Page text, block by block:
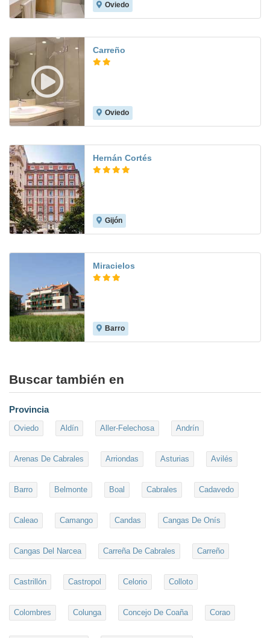
Oviedo
Carreño
Oviedo
Hernán Cortés
Gijón
Miracielos
Barro
Buscar también en
Provincia
Oviedo Aldín Aller-Felechosa Andrín
Arenas De Cabrales Arriondas Asturias Avilés
Barro Belmonte Boal Cabrales Cadavedo
Caleao Camango Candas Cangas De Onís
Cangas Del Narcea Carreña De Cabrales Carreño
Castrillón Castropol Celorio Colloto
Colombres Colunga Concejo De Coaña Corao